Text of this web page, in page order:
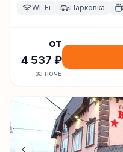
Нижневартовск
Wi-Fi Парковка
от
4 537 ₽
за ночь